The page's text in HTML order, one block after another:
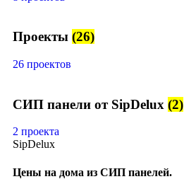
Проекты (26)
26 проектов
СИП панели от SipDelux (2)
2 проекта
SipDelux
Цены на дома из СИП панелей.